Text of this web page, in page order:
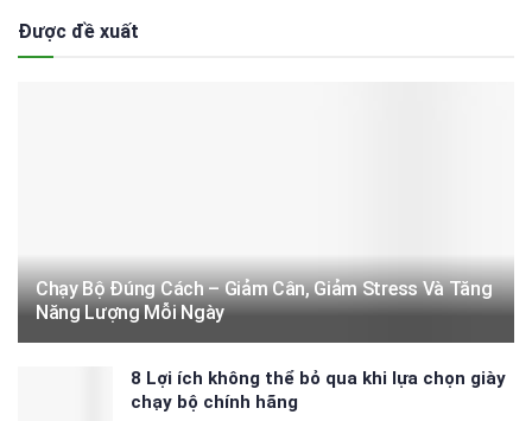
Được đề xuất
Chạy Bộ Đúng Cách – Giảm Cân, Giảm Stress Và Tăng
Năng Lượng Mỗi Ngày
8 Lợi ích không thể bỏ qua khi lựa chọn giày
chạy bộ chính hãng